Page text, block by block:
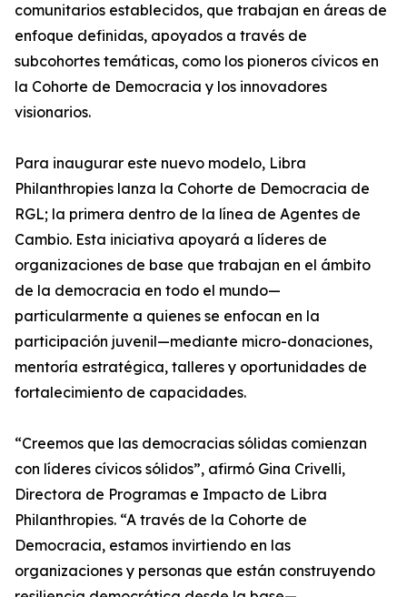
comunitarios establecidos, que trabajan en áreas de
enfoque definidas, apoyados a través de
subcohortes temáticas, como los pioneros cívicos en
la Cohorte de Democracia y los innovadores
visionarios.
Para inaugurar este nuevo modelo, Libra
Philanthropies lanza la Cohorte de Democracia de
RGL; la primera dentro de la línea de Agentes de
Cambio. Esta iniciativa apoyará a líderes de
organizaciones de base que trabajan en el ámbito
de la democracia en todo el mundo—
particularmente a quienes se enfocan en la
participación juvenil—mediante micro-donaciones,
mentoría estratégica, talleres y oportunidades de
fortalecimiento de capacidades.
“Creemos que las democracias sólidas comienzan
con líderes cívicos sólidos”, afirmó Gina Crivelli,
Directora de Programas e Impacto de Libra
Philanthropies. “A través de la Cohorte de
Democracia, estamos invirtiendo en las
organizaciones y personas que están construyendo